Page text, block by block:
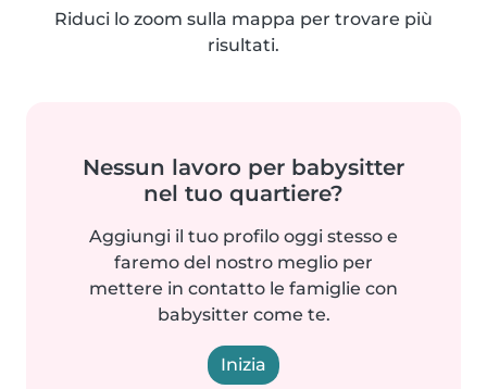
Riduci lo zoom sulla mappa per trovare più
risultati.
Nessun lavoro per babysitter
nel tuo quartiere?
Aggiungi il tuo profilo oggi stesso e
faremo del nostro meglio per
mettere in contatto le famiglie con
babysitter come te.
Inizia